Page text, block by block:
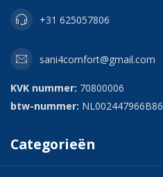
+31 625057806
sani4comfort@gmail.com
KVK nummer: 70800006
btw-nummer: NL002447966B86
Categorieën